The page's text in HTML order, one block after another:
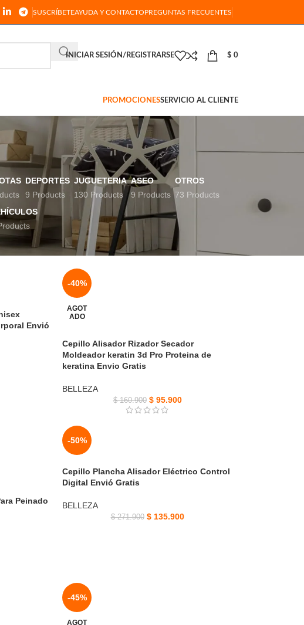
SUSCRÍBETEAYUDA Y CONTACTOPREGUNTAS FRECUENTES
INICIAR SESIÓN/REGISTRARSE $ 0
PROMOCIONESSERVICIO AL CLIENTE
DEPORTES
9 Products
JUGUETERIA
130 Products
ASEO
9 Products
OTROS
73 Products
12 18 24
Envió
-40%
AGOT
ADO
Cepillo Alisador Rizador Secador
Moldeador keratin 3d Pro Proteina de
keratina Envio Gratis
BELLEZA
$160.900 $95.900
Peinado
-50%
Cepillo Plancha Alisador Eléctrico Control
Digital Envió Gratis
BELLEZA
$271.900 $135.900
-45%
AGOT